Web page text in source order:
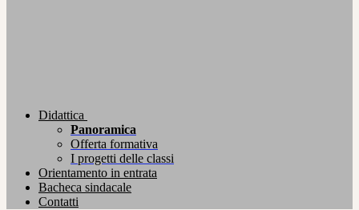
Didattica
Panoramica
Offerta formativa
I progetti delle classi
Orientamento in entrata
Bacheca sindacale
Contatti